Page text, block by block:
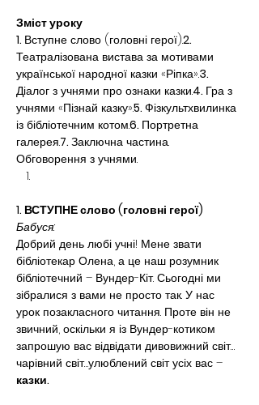
Зміст уроку
1. Вступне слово (головні герої).2.
Театралізована вистава за мотивами
української народної казки «Ріпка».3.
Діалог з учнями про ознаки казки.4. Гра з
учнями «Пізнай казку».5. Фізкультхвилинка
із бібліотечним котом.6. Портретна
галерея.7. Заключна частина.
Обговорення з учнями.
1. ВСТУПНЕ слово (головні герої)
Бабуся:
Добрий день любі учні! Мене звати
бібліотекар Олена, а це наш розумник
бібліотечний – Вундер-Кіт. Сьогодні ми
зібралися з вами не просто так. У нас
урок позакласного читання. Проте він не
звичний, оскільки я із Вундер-котиком
запрошую вас відвідати дивовижний світ…
чарівний світ…улюблений світ усіх вас –
казки.